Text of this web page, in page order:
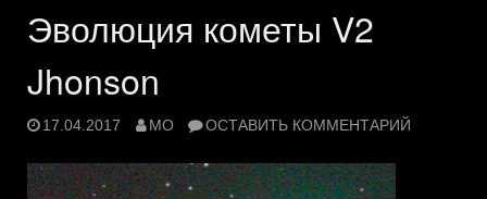
Эволюция кометы V2
Jhonson
17.04.2017 MO ОСТАВИТЬ КОММЕНТАРИЙ